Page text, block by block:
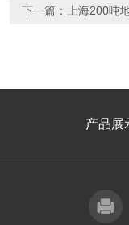
下一篇： 上海200吨
产品展